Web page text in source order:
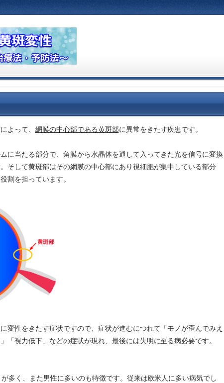
よって、 網膜の中心部である黄斑部に異常をきたす疾患です。
に当たる部分で、角膜から水晶体を通して入ってきた光を信号に変換
そして黄斑部はその網膜の中心部にあり視細胞が集中している部分
割を担っています。
変性をきたす症状ですので、症状が進むにつれて「モノが歪んでみえ
「視力低下」などの症状が現れ、最後には失明に至る病必要です。
多く、また男性に多いのも特徴です。従来は欧米人に多い病気でし